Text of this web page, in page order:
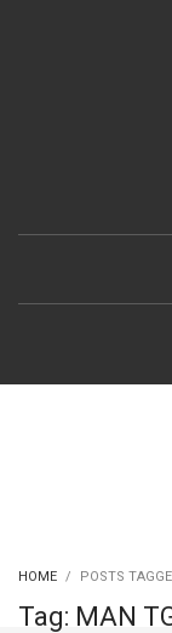
HOME POSTS
Tag: MAN